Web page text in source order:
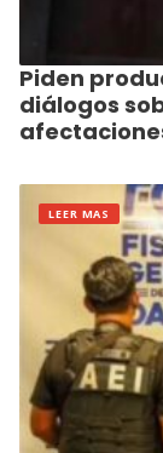
Piden
diálogos
LEER MAS